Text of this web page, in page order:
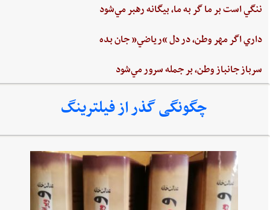
ننگي ‌است ‌بر ما گر به ‌ما، بيگانه‌ رهبر مي‌شود
داري‌ اگر مهر وطن،‌ در دل‌ “رياضي”‌ جان ‌بده‌
سرباز جانباز وطن،‌ بر جمله سرور مي‌شود
چگونگی گذر از فیلترینگ